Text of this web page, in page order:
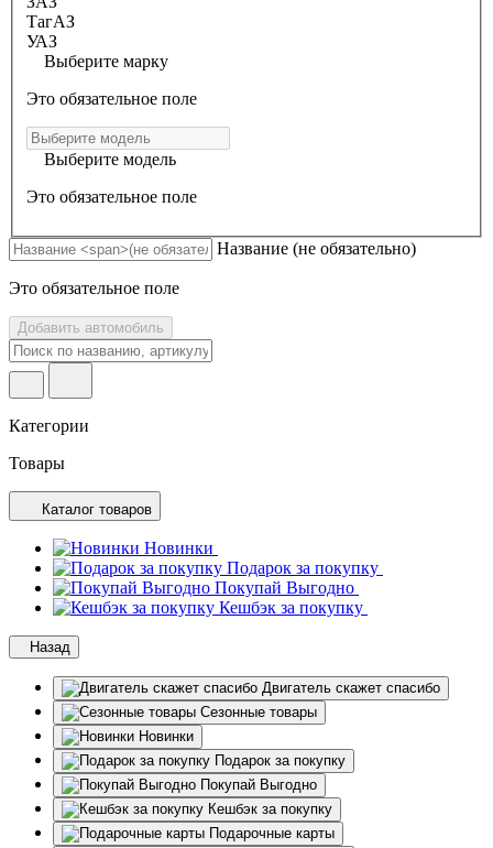
ТагАЗ
УАЗ
Выберите марку
Это обязательное поле
Выберите модель
Это обязательное поле
Название (не обязательно)
Это обязательное поле
Добавить автомобиль
Категории
Товары
Каталог товаров
Новинки
Подарок за покупку
Покупай Выгодно
Кешбэк за покупку
Назад
Двигатель скажет спасибо
Сезонные товары
Новинки
Подарок за покупку
Покупай Выгодно
Кешбэк за покупку
Подарочные карты